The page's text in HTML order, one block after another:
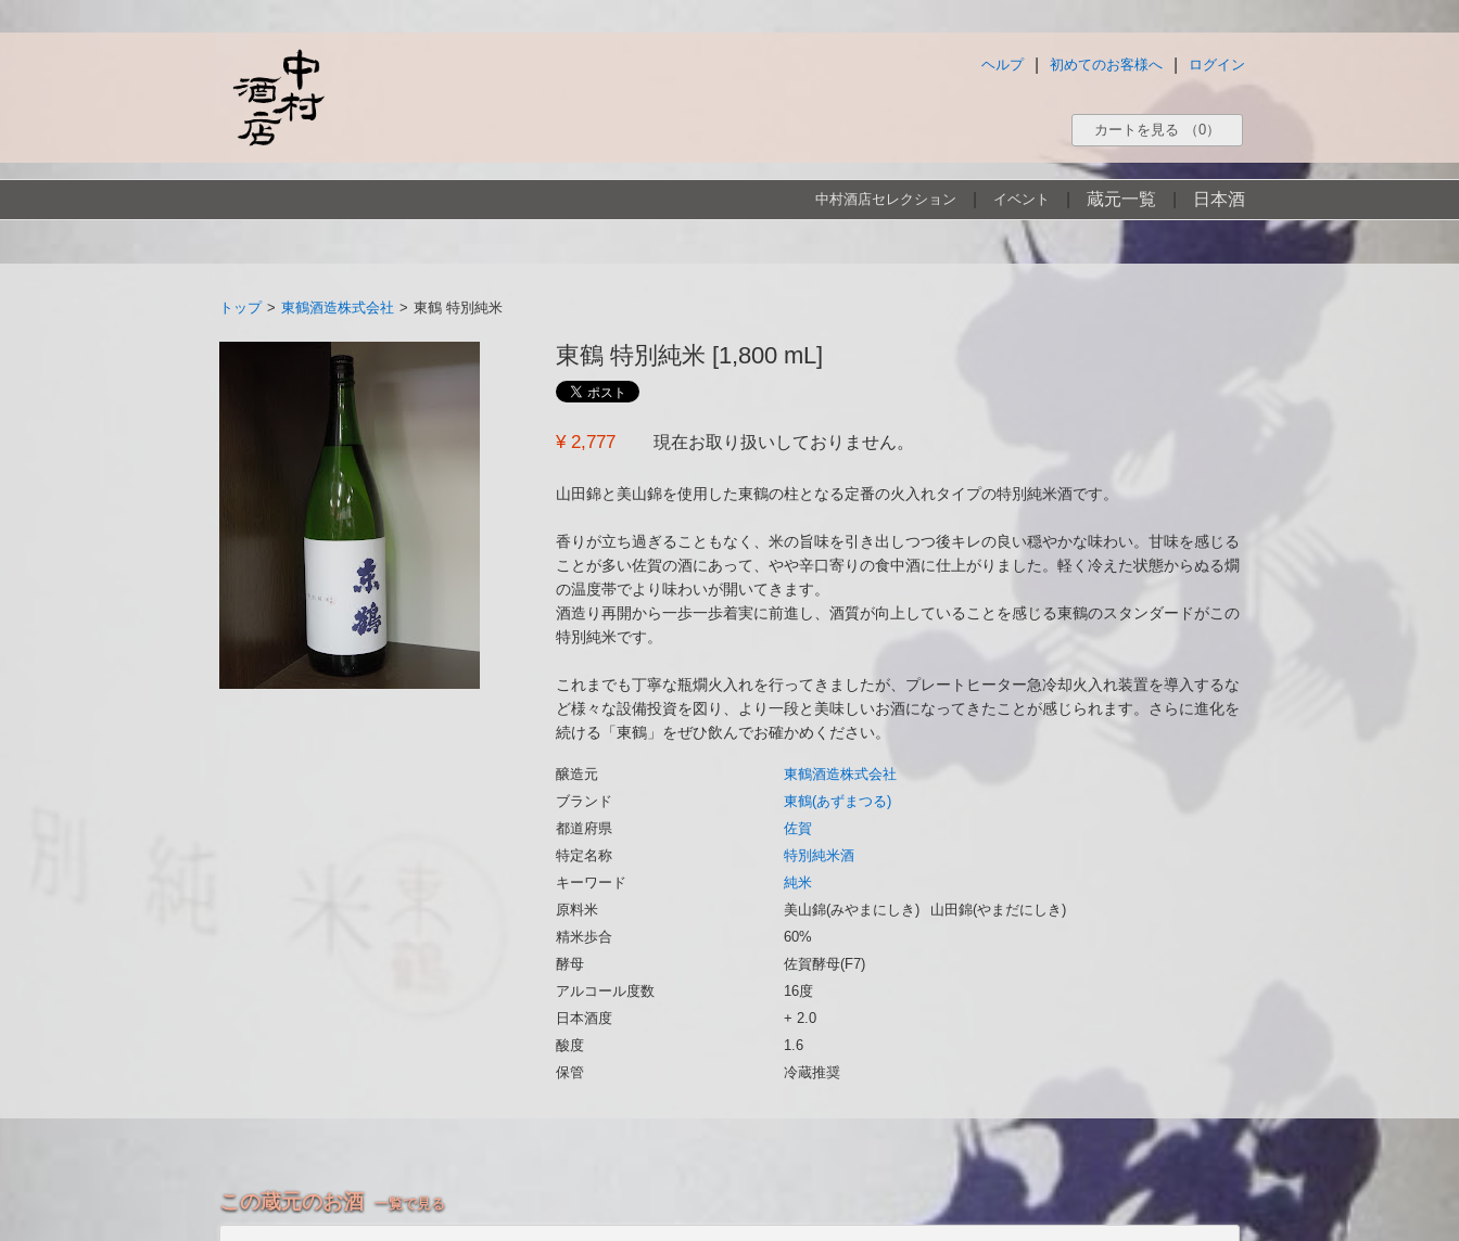
ログイン
初めてのお客様へ
ヘルプ
カートを見る （0）
中村酒店セレクション イベント 蔵元一覧 日本酒
トップ > 東鶴酒造株式会社 > 東鶴 特別純米
東鶴 特別純米 [1,800 mL]
¥ 2,777 現在お取り扱いしておりません。
山田錦と美山錦を使用した東鶴の柱となる定番の火入れタイプの特別純米酒です。
香りが立ち過ぎることもなく、米の旨味を引き出しつつ後キレの良い穏やかな味わい。甘味を感じる
ことが多い佐賀の酒にあって、やや辛口寄りの食中酒に仕上がりました。軽く冷えた状態からぬる燗
の温度帯でより味わいが開いてきます。
酒造り再開から一歩一歩着実に前進し、酒質が向上していることを感じる東鶴のスタンダードがこの
特別純米です。
これまでも丁寧な瓶燗火入れを行ってきましたが、プレートヒーター急冷却火入れ装置を導入するな
ど様々な設備投資を図り、より一段と美味しいお酒になってきたことが感じられます。さらに進化を
続ける「東鶴」をぜひ飲んでお確かめください。
醸造元
東鶴酒造株式会社
ブランド
東鶴(あずまつる)
都道府県
佐賀
特定名称
特別純米酒
キーワード
純米
原料米
美山錦(みやまにしき)
山田錦(やまだにしき)
精米歩合
60%
酵母
佐賀酵母(F7)
アルコール度数
16度
日本酒度
+ 2.0
酸度
1.6
保管
冷蔵推奨
この蔵元のお酒 一覧で見る